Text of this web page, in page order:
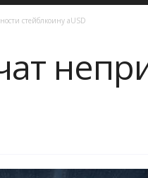
стейблкоину aUSD